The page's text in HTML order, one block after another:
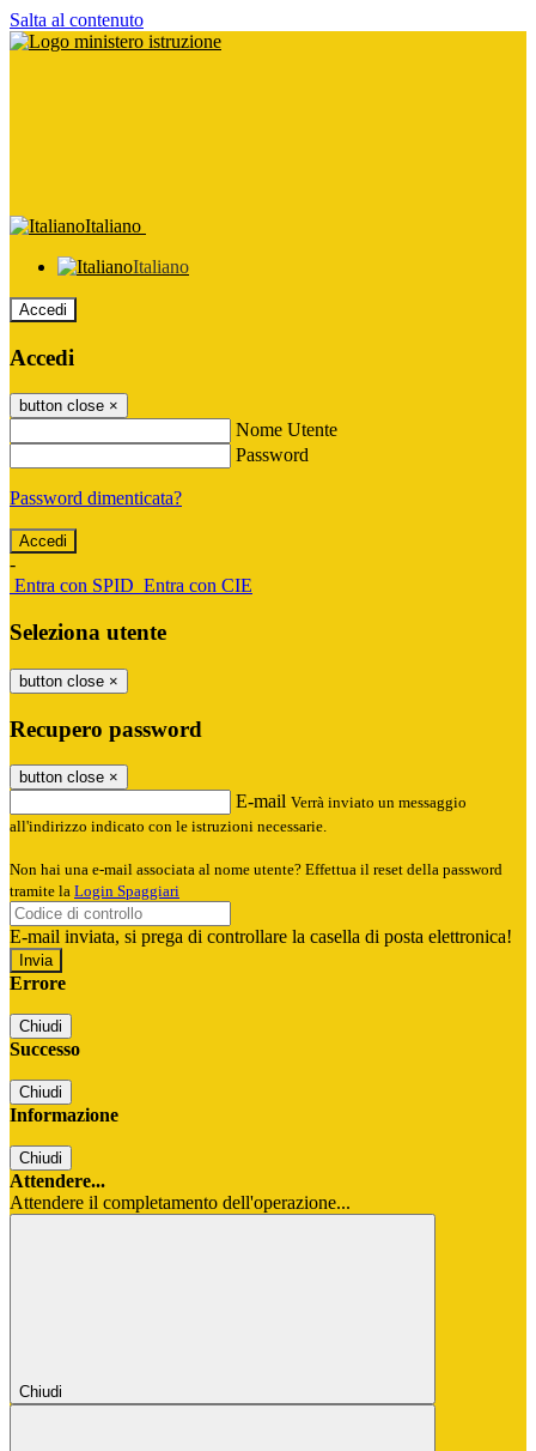
Salta al contenuto
Italiano
Italiano
Accedi
Accedi
button close ×
Nome Utente
Password
Password dimenticata?
-
Entra con SPID Entra con CIE
Seleziona utente
button close ×
Recupero password
button close ×
E-mail Verrà inviato un messaggio
all'indirizzo indicato con le istruzioni necessarie.
Non hai una e-mail associata al nome utente? Effettua il reset della password
tramite la Login Spaggiari
E-mail inviata, si prega di controllare la casella di posta elettronica!
Errore
Chiudi
Successo
Chiudi
Informazione
Chiudi
Attendere...
Attendere il completamento dell'operazione...
Chiudi